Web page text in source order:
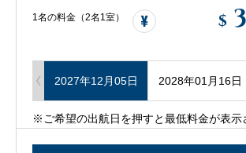
1名の料金（2名1室） $
2027年12月05日 2028年01月16日
※ご希望の出航日を押すと最低料金が表示